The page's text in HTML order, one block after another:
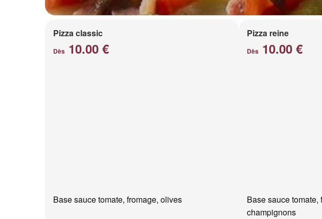
Pizza classic
Dès 10.00 €
Base sauce tomate, fromage, olives
Pizza reine
Dès10.00 €
Base sauce tomate,
champignons